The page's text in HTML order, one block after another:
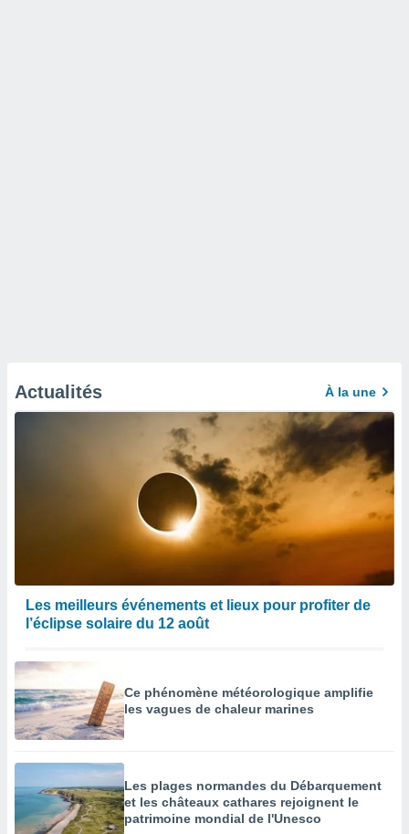
Actualités À la une
Les meilleurs événements et lieux pour profiter de
l’éclipse solaire du 12 août
Ce phénomène météorologique amplifie
les vagues de chaleur marines
Les plages normandes du Débarquement
et les châteaux cathares rejoignent le
patrimoine mondial de l'Unesco